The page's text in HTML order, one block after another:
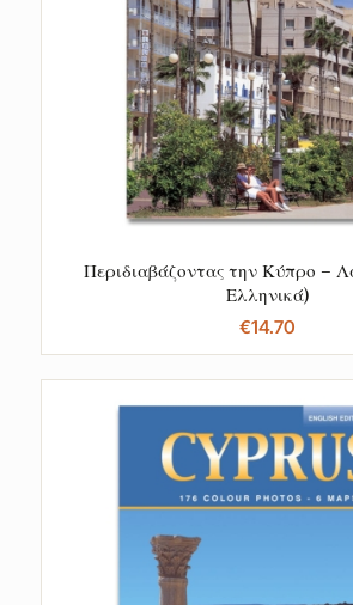
Περιδιαβάζοντας την Κύπρο –
Ελληνικά)
€14.70